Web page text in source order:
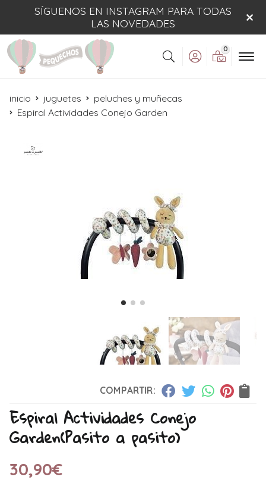
SÍGUENOS EN INSTAGRAM PARA TODAS
LAS NOVEDADES
Buscar
0
inicio juguetes
peluches y muñecas
Espiral Actividades Conejo Garden
COMPARTIR:
Espiral Actividades Conejo
Garden(Pasito a pasito)
30,90€